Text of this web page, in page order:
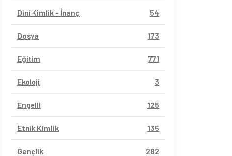
Dini Kimlik - İnanç 54
Dosya 173
Eğitim 771
Ekoloji 3
Engelli 125
Etnik Kimlik 135
Gençlik 282